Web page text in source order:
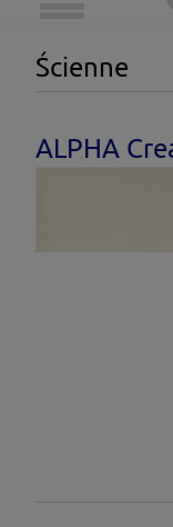
Ścienne
ALPHA